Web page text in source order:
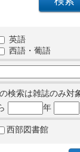
英語
西語・葡語
検索は雑誌のみ対
年
西部図書館